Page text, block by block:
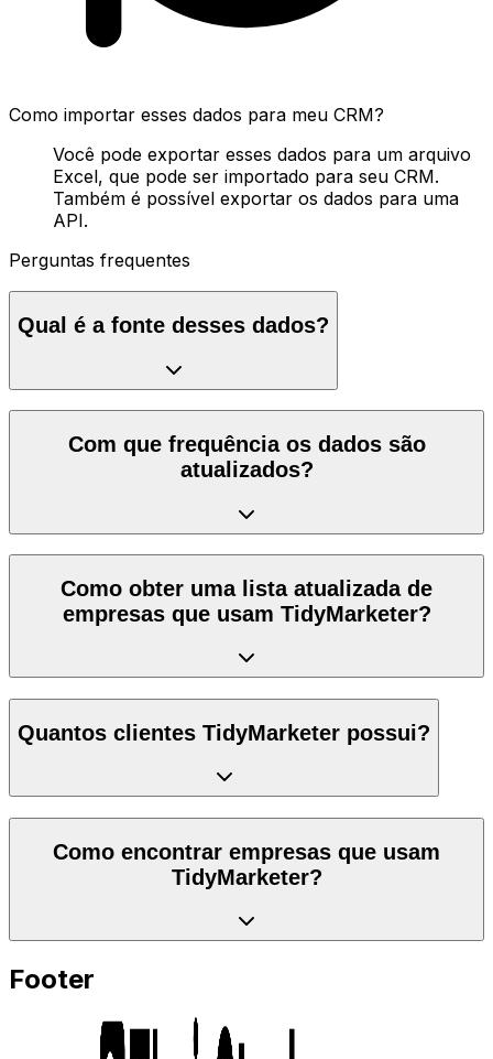
Como importar esses dados para meu CRM?
Você pode exportar esses dados para um arquivo
Excel, que pode ser importado para seu CRM.
Também é possível exportar os dados para uma
API.
Perguntas frequentes
Qual é a fonte desses dados?
Com que frequência os dados são
atualizados?
Como obter uma lista atualizada de
empresas que usam TidyMarketer?
Quantos clientes TidyMarketer possui?
Como encontrar empresas que usam
TidyMarketer?
Footer